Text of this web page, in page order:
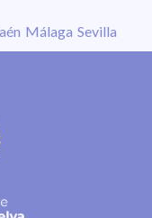
Málaga Sevilla